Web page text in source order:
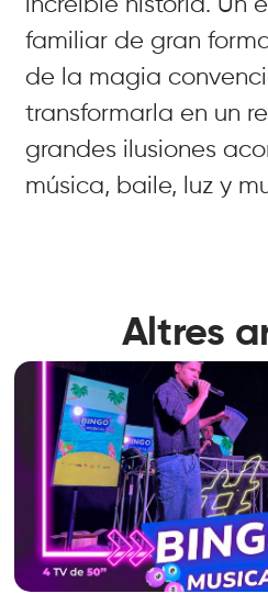
increíble historia. Un
familiar de gran
de la magia
transformarla en un
grandes ilusiones
música, baile, luz y
Altres